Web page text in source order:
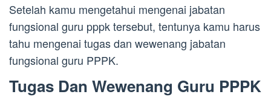
Setelah kamu mengetahui mengenai jabatan
fungsional guru pppk tersebut, tentunya kamu harus
tahu mengenai tugas dan wewenang jabatan
fungsional guru PPPK.
Tugas Dan Wewenang Guru PPPK